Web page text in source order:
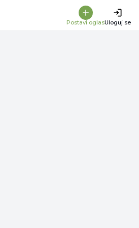
Postavi oglasUloguj se